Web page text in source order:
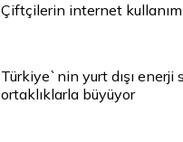
Çiftçilerin internet
Türkiye`nin yurt dışı enerji
ortaklıklarla büyüyor